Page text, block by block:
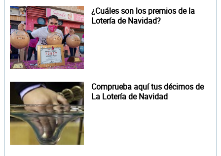
¿Cuáles son los premios de la
Lotería de Navidad?
Comprueba aquí tus décimos de
La Lotería de Navidad